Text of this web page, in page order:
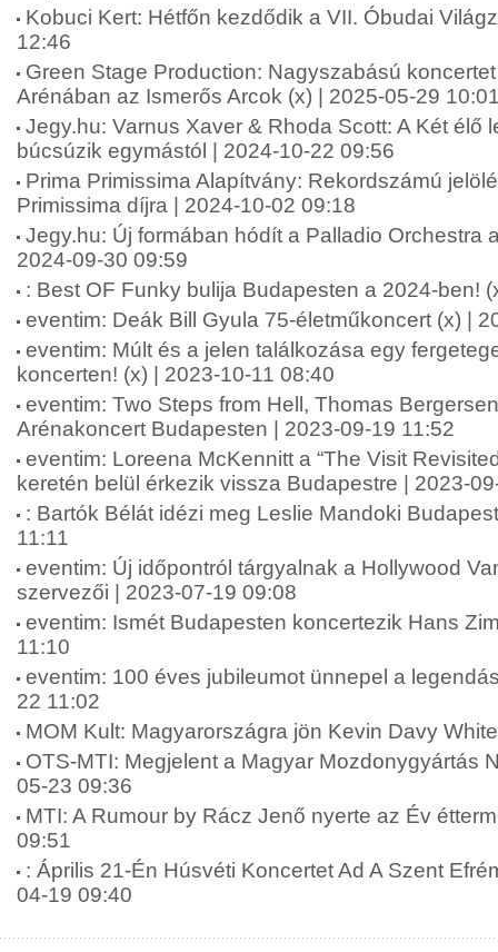
Kobuci Kert: Hétfőn kezdődik a VII. Óbudai
12:46
Green Stage Production: Nagyszabású
Arénában az Ismerős Arcok (x) | 2025-05-29
Jegy.hu: Varnus Xaver & Rhoda Scott: A Két élő
búcsúzik egymástól | 2024-10-22 09:56
Prima Primissima Alapítvány: Rekordszámú
Primissima díjra | 2024-10-02 09:18
Jegy.hu: Új formában hódít a Palladio Orchestra
2024-09-30 09:59
: Best OF Funky bulija Budapesten a 2024-ben!
eventim: Deák Bill Gyula 75-életműkoncert (x) |
eventim: Múlt és a jelen találkozása egy
koncerten! (x) | 2023-10-11 08:40
eventim: Two Steps from Hell, Thomas
Arénakoncert Budapesten | 2023-09-19 11:52
eventim: Loreena McKennitt a “The Visit
keretén belül érkezik vissza Budapestre | 2023-
: Bartók Bélát idézi meg Leslie Mandoki
11:11
eventim: Új időpontról tárgyalnak a Hollywood
szervezői | 2023-07-19 09:08
eventim: Ismét Budapesten koncertezik Hans
11:10
eventim: 100 éves jubileumot ünnepel a
22 11:02
MOM Kult: Magyarországra jön Kevin Davy
OTS-MTI: Megjelent a Magyar Mozdonygyártás
05-23 09:36
MTI: A Rumour by Rácz Jenő nyerte az Év
09:51
: Április 21-Én Húsvéti Koncertet Ad A Szent
04-19 09:40